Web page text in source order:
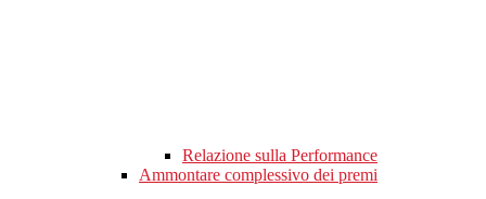
Relazione sulla Performance
Ammontare complessivo dei premi